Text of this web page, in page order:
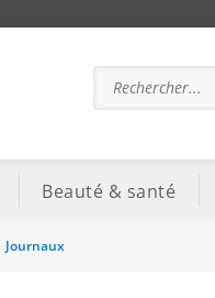
Beauté & santé
Journaux